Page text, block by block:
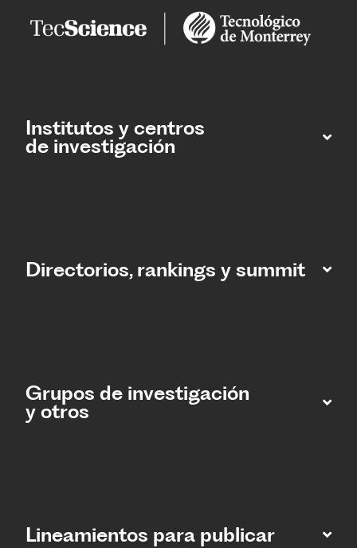
Institutos y centros
de investigación
Directorios, rankings y summit
Grupos de investigación
y otros
Lineamientos para publicar